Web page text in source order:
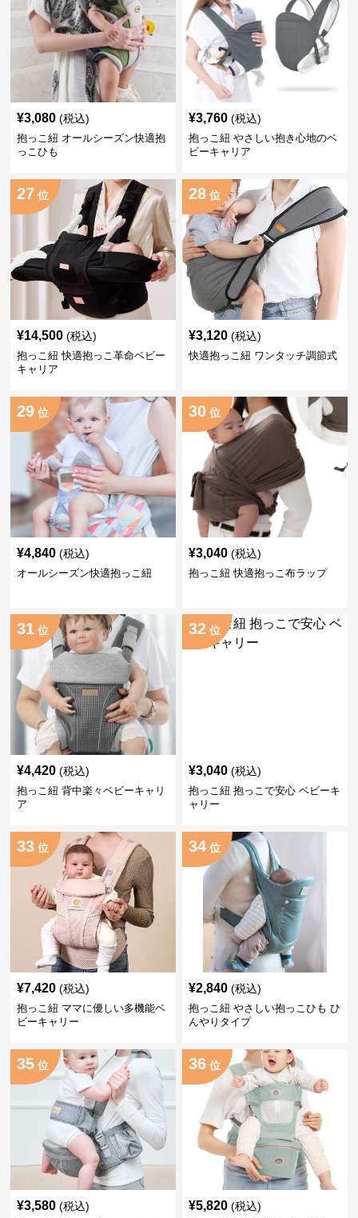
¥3,080 (税込)
抱っこ紐 オールシーズン快適抱
っこひも
¥3,760 (税込)
抱っこ紐 やさしい抱き心地のベ
ビーキャリア
27 位
¥14,500 (税込)
抱っこ紐 快適抱っこ革命ベビー
キャリア
28 位
¥3,120 (税込)
快適抱っこ紐 ワンタッチ調節式
29 位
¥4,840 (税込)
オールシーズン快適抱っこ紐
30 位
¥3,040 (税込)
抱っこ紐 快適抱っこ布ラップ
31 位
¥4,420 (税込)
抱っこ紐 背中楽々ベビーキャリ
ア
32 位
¥3,040 (税込)
抱っこ紐 抱っこで安心 ベビーキ
ャリー
33 位
¥7,420 (税込)
抱っこ紐 ママに優しい多機能ベ
ビーキャリー
34 位
¥2,840 (税込)
抱っこ紐 やさしい抱っこひも ひ
んやりタイプ
35 位
¥3,580 (税込)
36 位
¥5,820 (税込)